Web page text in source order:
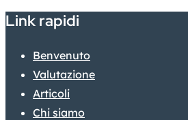
Link rapidi
Benvenuto
Valutazione
Articoli
Chi siamo